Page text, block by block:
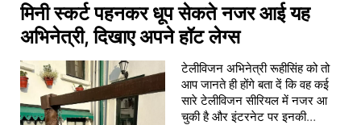
मिनी स्कर्ट पहनकर धूप सेकते नजर आई यह
अभिनेत्री, दिखाए अपने हॉट लेग्स
टेलीविजन अभिनेत्री रूहीसिंह को तो
आप जानते ही होंगे बता दें कि वह कई
सारे टेलीविजन सीरियल में नजर आ
चुकी है और इंटरनेट पर इनकी